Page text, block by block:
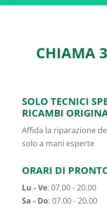
CHIAMA
SOLO TECNICI
RICAMBI
Affida la riparazione
solo a mani esperte
ORARI DI
Lu - Ve: 07.00 - 20.00
Sa - Do: 07.00 - 20.00